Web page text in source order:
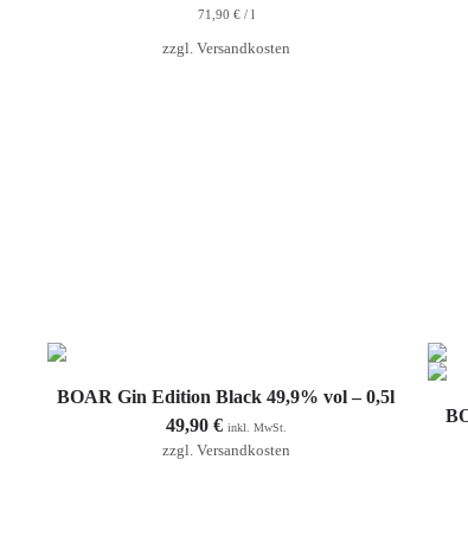
71,90 €/ l
zzgl. Versandkosten
In den Warenkorb
BOAR Gin Edition Black 49,9% vol – 0,5l
49,90 € inkl. MwSt.
zzgl. Versandkosten